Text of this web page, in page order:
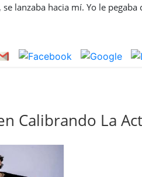
lanzaba hacia mí. Yo le
Calibrando La